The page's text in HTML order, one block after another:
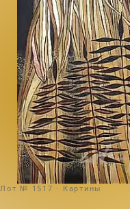
Лот № 1517 · Картины